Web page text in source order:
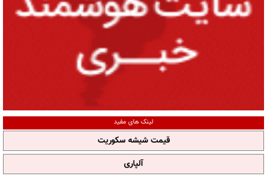
لینک های مفید
قیمت شیشه سکوریت
آلپاری